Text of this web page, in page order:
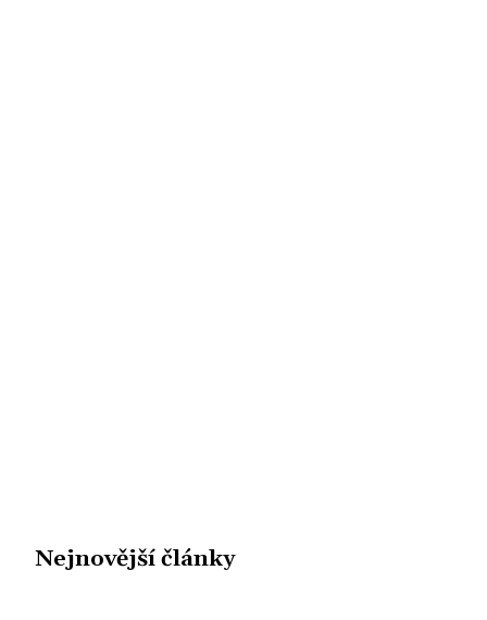
Nejnovější články